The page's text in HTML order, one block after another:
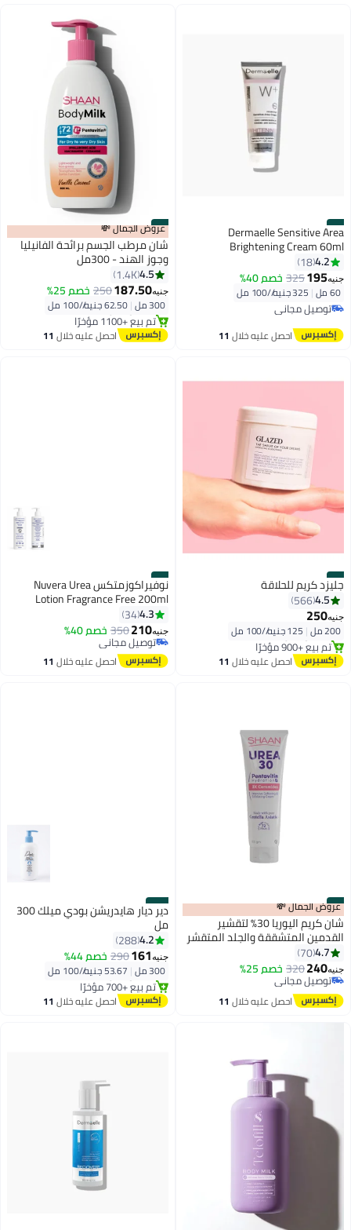
#5
Dermaelle Sensitive Area
Brightening Cream 60ml
4.2
18
جنيه195
325 خصم 40%
60 مل |
توصيل مجاني
توصيل مجاني
احصل عليه خلال 11
#6
عروض الجمال 💸
شان مرطب الجسم برائحة الفانيليا
وجوز الهند - 300مل
4.5
1.4K
جنيه187.50
250 خصم 25%
300 مل |
توصيل مجاني
بتخلّص بسرعة
تم بيع +1100 مؤخرًا
توصيل مجاني
احصل عليه خلال 11
#7
جليزد كريم للحلاقة
4.5
566
جنيه250
200 مل |
توصيل مجاني
بتخلّص بسرعة
تم بيع +900 مؤخرًا
توصيل مجاني
احصل عليه خلال 11
#8 نوفيراكوزمتكس Nuvera Urea
Lotion Fragrance Free 200ml
4.3
34
جنيه210
350 خصم 40%
توصيل مجاني
توصيل مجانياحصل عليه خلال 11
#9
عروض الجمال 💸
شان كريم اليوريا 30% لتقشير
القدمين المتشققة والجلد المتقشر
بشدة
4.7
70
جنيه240
320 خصم 25%توصيل مجاني
بتخلّص بسرعة
توصيل مجانياحصل عليه خلال 11
#10 دير ديار هايدريشن بودي ميلك 300
مل
4.2
288
جنيه161
290 خصم 44%
300 مل |
توصيل مجاني
بتخلّص بسرعة
تم بيع +700 مؤخرًا
توصيل مجاني
احصل عليه خلال 11